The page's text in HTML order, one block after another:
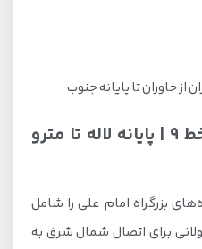
نقشه بی آر تی تهران خط 9 | پایانه لاله تا مترو
بزرگراه امام علی را شامل
برای اتصال شمال شرق به